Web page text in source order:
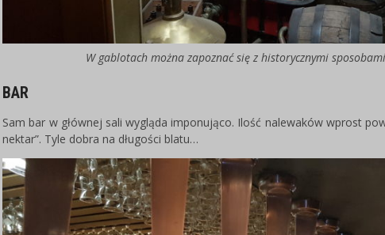
W gablotach można zapoznać się z historycznymi
BAR
Sam bar w głównej sali wygląda imponująco. Ilość nalewaków wprost
nektar”. Tyle dobra na długości blatu…